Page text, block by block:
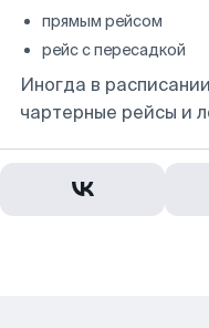
прямым рейсом
рейс с пересадкой
Иногда в
чартерные рейсы и